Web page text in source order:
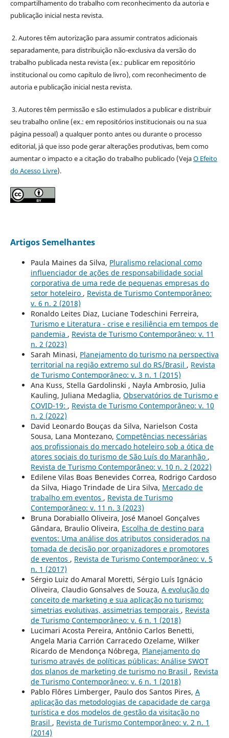
compartilhamento do trabalho com reconhecimento da autoria e
publicação inicial nesta revista.
2. Autores têm autorização para assumir contratos adicionais
separadamente, para distribuição não-exclusiva da versão do
trabalho publicada nesta revista (ex.: publicar em repositório
institucional ou como capítulo de livro), com reconhecimento de
autoria e publicação inicial nesta revista.
3. Autores têm permissão e são estimulados a publicar e distribuir
seu trabalho online (ex.: em repositórios institucionais ou na sua
página pessoal) a qualquer ponto antes ou durante o processo
editorial, já que isso pode gerar alterações produtivas, bem como
aumentar o impacto e a citação do trabalho publicado (VejaO Efeito
do Acesso Livre).
Artigos Semelhantes
Paula Maines da Silva, Pluralismo relacional como
influenciador de ações de responsabilidade social
corporativa de uma rede de pequenas empresas do
setor hoteleiro , Revista de Turismo Contemporâneo:
v. 6 n. 2 (2018)
Ronaldo Leites Diaz, Luciane Todeschini Ferreira,
Turismo e Literatura - crise e resiliência em tempos de
pandemia , Revista de Turismo Contemporâneo: v. 11
n. 2 (2023)
Sarah Minasi, Planejamento do turismo na perspectiva
territorial na região extremo sul do RS/Brasil , Revista
de Turismo Contemporâneo: v. 3 n. 1 (2015)
Ana Kuss, Stella Gardolinski , Nayla Ambrosio, Julia
Kauling, Juliana Medaglia, Observatórios de Turismo e
COVID-19: , Revista de Turismo Contemporâneo: v. 10
n. 2 (2022)
David Leonardo Bouças da Silva, Narielson Costa
Sousa, Lana Montezano, Competências necessárias
aos profissionais do mercado hoteleiro sob a ótica de
atores sociais do turismo de São Luís do Maranhão ,
Revista de Turismo Contemporâneo: v. 10 n. 2 (2022)
Edilene Vilas Boas Benevides Correa, Rodrigo Cardoso
da Silva, Hiago Trindade de Lira Silva, Mercado de
trabalho em eventos , Revista de Turismo
Contemporâneo: v. 11 n. 3 (2023)
Bruna Dorabiallo Oliveira, José Manoel Gonçalves
Gândara, Braulio Oliveira, Escolha de destino para
eventos: Uma análise dos atributos considerados na
tomada de decisão por organizadores e promotores
de eventos , Revista de Turismo Contemporâneo: v. 5
n. 1 (2017)
Sérgio Luiz do Amaral Moretti, Sérgio Luís Ignácio
Oliveira, Claudio Gonsalves de Souza, A evolução do
conceito de marketing e sua aplicação no turismo:
simetrias evolutivas, assimetrias temporais , Revista
de Turismo Contemporâneo: v. 6 n. 1 (2018)
Lucimari Acosta Pereira, Antônio Carlos Benetti,
Angela Maria Carrión Carracedo Ozelame, Wilker
Ricardo de Mendonça Nóbrega, Planejamento do
turismo através de políticas públicas: Análise SWOT
dos planos de marketing de turismo no Brasil , Revista
de Turismo Contemporâneo: v. 6 n. 1 (2018)
Pablo Flôres Limberger, Paulo dos Santos Pires, A
aplicação das metodologias de capacidade de carga
turística e dos modelos de gestão da visitação no
Brasil , Revista de Turismo Contemporâneo: v. 2 n. 1
(2014)